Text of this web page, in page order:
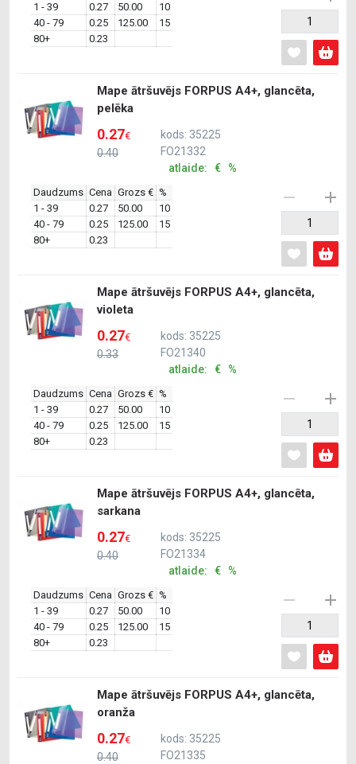
1 - 39
0.27 50.00
10
40 - 79
0.25 125.00
15
80+
0.23
Mape ātršuvējs FORPUS A4+, glancēta,
pelēka
0.40
0.27€
kods: 35225
FO21332
atlaide: € %
Daudzums Cena Grozs € %
1 - 39
0.27 50.00
10
40 - 79
0.25 125.00
15
80+
0.23
Mape ātršuvējs FORPUS A4+, glancēta,
violeta
0.33
0.27€
kods: 35225
FO21340
atlaide: € %
Daudzums Cena Grozs € %
1 - 39
0.27 50.00
10
40 - 79
0.25 125.00
15
80+
0.23
Mape ātršuvējs FORPUS A4+, glancēta,
sarkana
0.40
0.27€
kods: 35225
FO21334
atlaide: € %
Daudzums Cena Grozs € %
1 - 39
0.27 50.00
10
40 - 79
0.25 125.00
15
80+
0.23
Mape ātršuvējs FORPUS A4+, glancēta,
oranža
0.40
0.27€
kods: 35225
FO21335